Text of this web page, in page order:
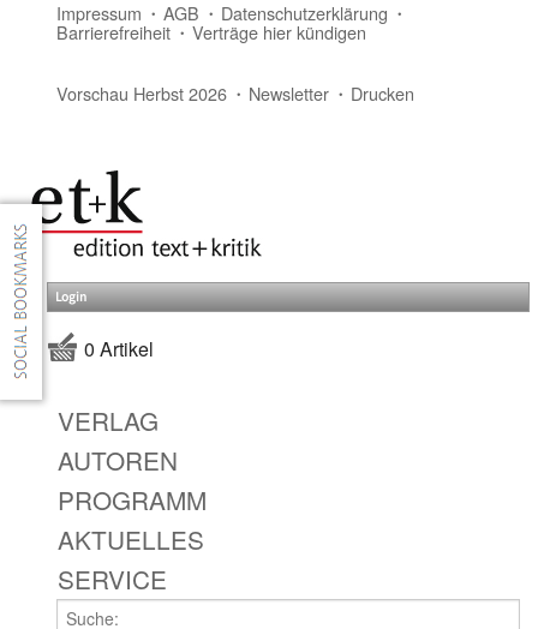
Impressum AGB Datenschutzerklärung
Barrierefreiheit Verträge hier kündigen
Vorschau Herbst 2026 Newsletter Drucken
Login
0 Artikel
VERLAG
AUTOREN
PROGRAMM
AKTUELLES
SERVICE